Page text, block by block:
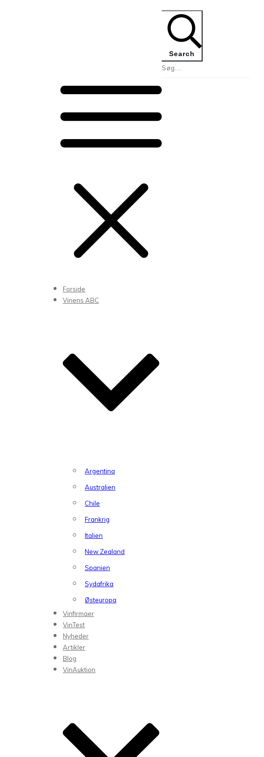
Search
Forside
Vinens ABC
Argentina
Australien
Chile
Frankrig
Italien
New Zealand
Spanien
Sydafrika
Østeuropa
Vinfirmaer
VinTest
Nyheder
Artikler
Blog
VinAuktion